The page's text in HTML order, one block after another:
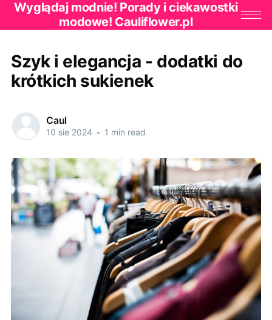
Wyglądaj modnie! Porady i ciekawostki
modowe! Cauliflower.pl
Szyk i elegancja - dodatki do
krótkich sukienek
Caul
10 sie 2024 • 1 min read